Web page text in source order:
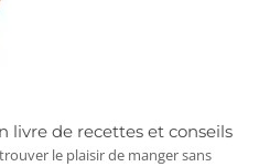
livre de recettes et conseils
le plaisir de manger sans